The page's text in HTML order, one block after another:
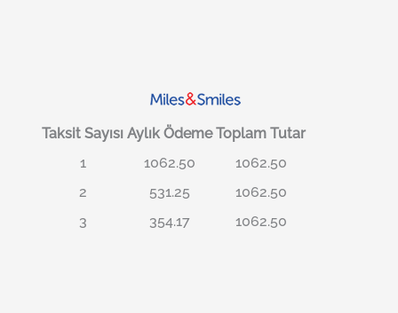
Taksit Sayısı Aylık Ödeme Toplam Tutar
1
1062.50
1062.50
2
531.25
1062.50
3
354.17 1062.50